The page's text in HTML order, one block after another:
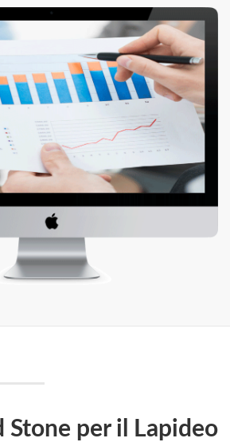
Stone per il Lapideo